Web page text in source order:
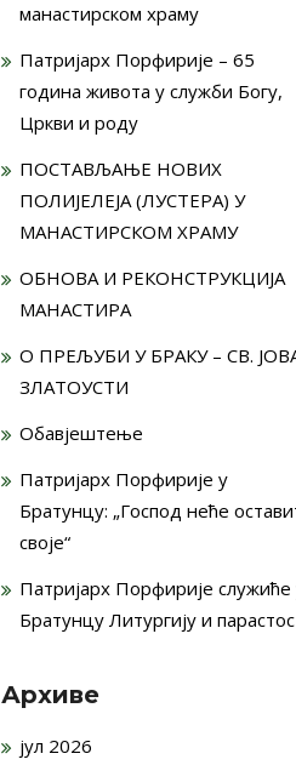
манастирском храму
Патријарх Порфирије – 65
година живота у служби Богу,
Цркви и роду
ПОСТАВЉАЊЕ НОВИХ
ПОЛИЈЕЛЕЈА (ЛУСТЕРА) У
МАНАСТИРСКОМ ХРАМУ
ОБНОВА И РЕКОНСТРУКЦИЈА
МАНАСТИРА
О ПРЕЉУБИ У БРАКУ – СВ.
ЗЛАТОУСТИ
Обавјештење
Патријарх Порфирије у
Братунцу: „Господ неће
своје“
Патријарх Порфирије служиће
Братунцу Литургију и парастос
Архиве
јул 2026